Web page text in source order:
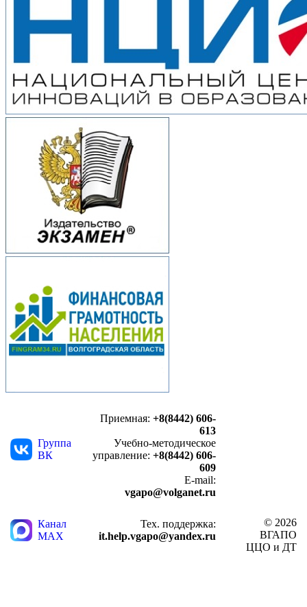
Группа
ВК
Приемная: +8(8442) 606-
613
Учебно-методическое
управление: +8(8442) 606-
609
E-mail:
vgapo@volganet.ru
Канал
MAX
Тех. поддержка:
it.help.vgapo@yandex.ru
© 2026
ВГАПО
ЦЦО и ДТ